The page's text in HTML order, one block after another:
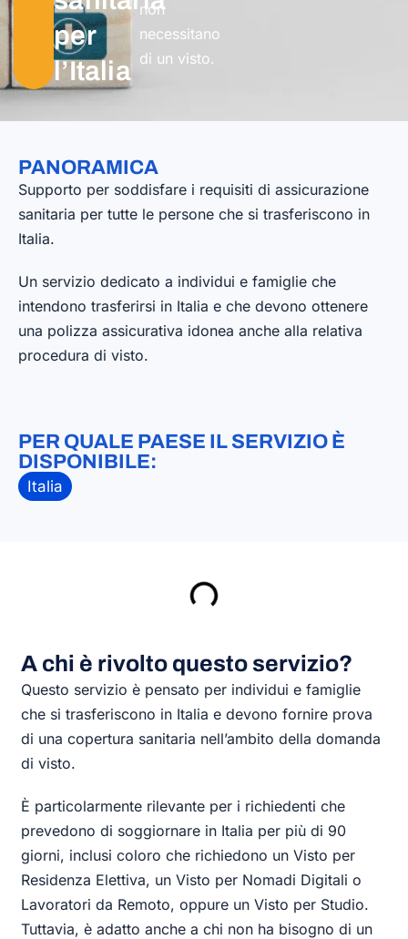
per
l’Italia
non
necessitano
di un visto.
PANORAMICA
Supporto per soddisfare i requisiti di assicurazione
sanitaria per tutte le persone che si trasferiscono in
Italia.
Un servizio dedicato a individui e famiglie che
intendono trasferirsi in Italia e che devono ottenere
una polizza assicurativa idonea anche alla relativa
procedura di visto.
PER QUALE PAESE IL SERVIZIO È
DISPONIBILE:
Italia
A chi è rivolto questo servizio?
Questo servizio è pensato per individui e famiglie
che si trasferiscono in Italia e devono fornire prova
di una copertura sanitaria nell’ambito della domanda
di visto.
È particolarmente rilevante per i richiedenti che
prevedono di soggiornare in Italia per più di 90
giorni, inclusi coloro che richiedono un Visto per
Residenza Elettiva, un Visto per Nomadi Digitali o
Lavoratori da Remoto, oppure un Visto per Studio.
Tuttavia, è adatto anche a chi non ha bisogno di un